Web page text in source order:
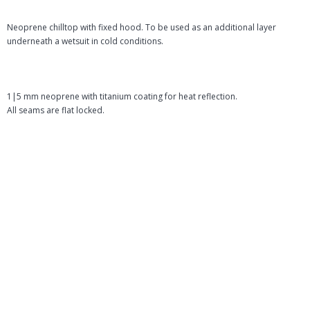
Neoprene chilltop with fixed hood. To be used as an additional layer
underneath a wetsuit in cold conditions.
1|5 mm neoprene with titanium coating for heat reflection.
All seams are flat locked.